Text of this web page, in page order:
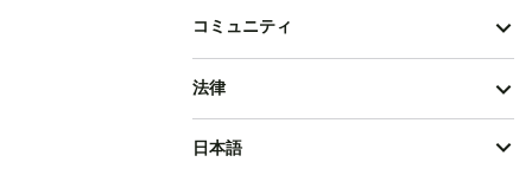
コミュニティ
法律
日本語